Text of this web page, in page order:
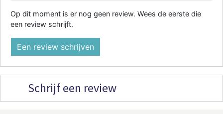
Op dit moment is er nog geen review. Wees de eerste die
een review schrijft.
Een review schrijven
Schrijf een review